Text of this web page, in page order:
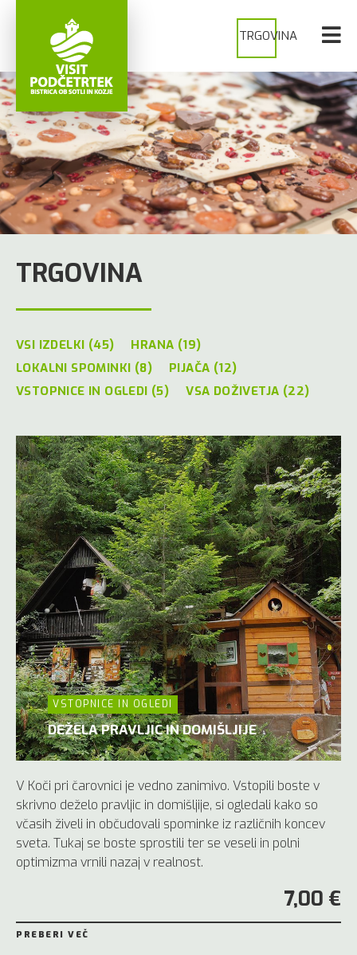
TRGOVINA
TRGOVINA
VSI IZDELKI (45)
HRANA (19)
LOKALNI SPOMINKI (8)
PIJAČA (12)
VSTOPNICE IN OGLEDI (5)
VSA DOŽIVETJA (22)
VSTOPNICE IN OGLEDI
DEŽELA PRAVLJIC IN DOMIŠLJIJE
V Koči pri čarovnici je vedno zanimivo. Vstopili boste v
skrivno deželo pravljic in domišljije, si ogledali kako so
včasih živeli in občudovali spominke iz različnih koncev
sveta. Tukaj se boste sprostili ter se veseli in polni
optimizma vrnili nazaj v realnost.
7,00 €
PREBERI VEČ